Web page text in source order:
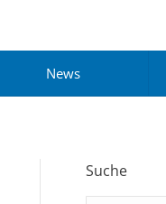
News
Suche